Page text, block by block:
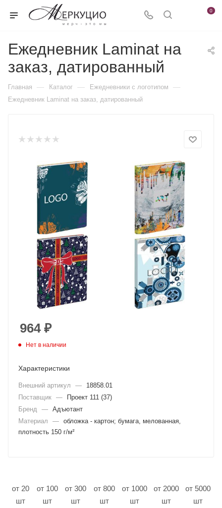
0
Ежедневник Laminat на
заказ, датированный
Главная — Каталог — Ежедневники c логотипом —
Ежедневник Laminat на заказ, датированный
964₽
Нет в наличии
Характеристики
Внешний артикул —
18858.01
Поставщик —
Проект 111 (37)
Бренд
— Адъютант
Материал
— обложка - картон; бумага, мелованная,
плотность 150 г/м²
от 20
шт
от 100
шт
от 300
шт
от 800
шт
от 1000
шт
от 2000
шт
от 5000
шт